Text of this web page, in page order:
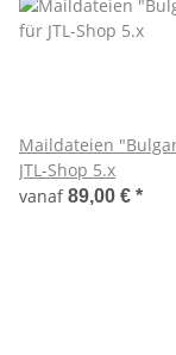
Maildateien
JTL-Shop 5.x
vanaf89,00 € *